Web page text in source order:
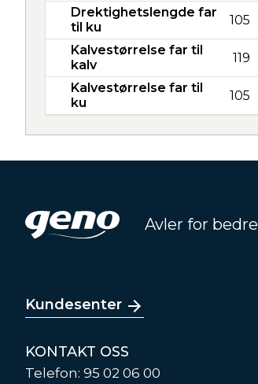
Drektighetslengde far
til ku
105
Kalvestørrelse far til
kalv
119
Kalvestørrelse far til
ku
105
Avler for bedre
Kundesenter
KONTAKT OSS
Telefon: 95 02 06 00